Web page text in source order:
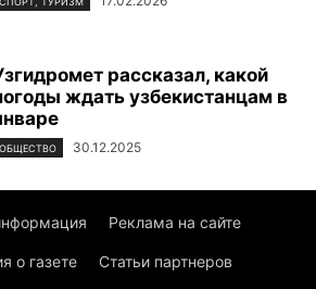
рассказал, какой
ждать узбекистанцам в
ОБЩЕСТВО 30.12.2025
Реклама на сайте
о газете Статьи партнеров